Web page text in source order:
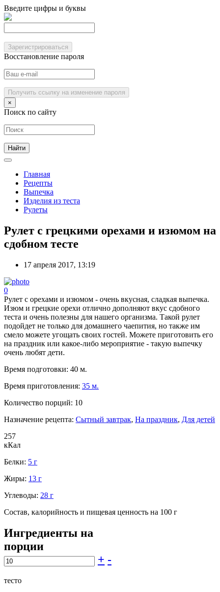
Введите цифры и буквы
Зарегистрироваться
Восстановление пароля
Получить ссылку на изменение пароля
×
Поиск по сайту
Главная
Рецепты
Выпечка
Изделия из теста
Рулеты
Рулет с грецкими орехами и изюмом на
сдобном тесте
17 апреля 2017, 13:19
0
Рулет с орехами и изюмом - очень вкусная, сладкая выпечка.
Изюм и грецкие орехи отлично дополняют вкус сдобного
теста и очень полезны для нашего организма. Такой рулет
подойдет не только для домашнего чаепития, но также им
смело можете угощать своих гостей. Можете приготовить его
на праздник или какое-либо мероприятие - такую выпечку
очень любят дети.
Время подготовки: 40 м.
Время приготовления: 35 м.
Количество порций: 10
Назначение рецепта: Сытный завтрак, На праздник, Для детей
257
кКал
Белки: 5 г
Жиры: 13 г
Углеводы: 28 г
Состав, калорийность и пищевая ценность на 100 г
Ингредиенты на
порции
+ -
тесто